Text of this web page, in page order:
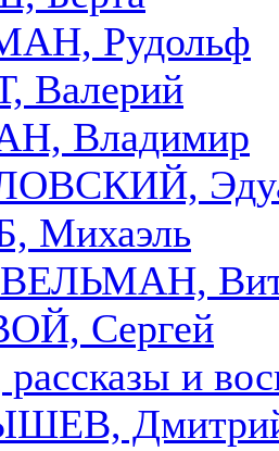
Рудольф
Валерий
Владимир
Михаэль
Сергей
и